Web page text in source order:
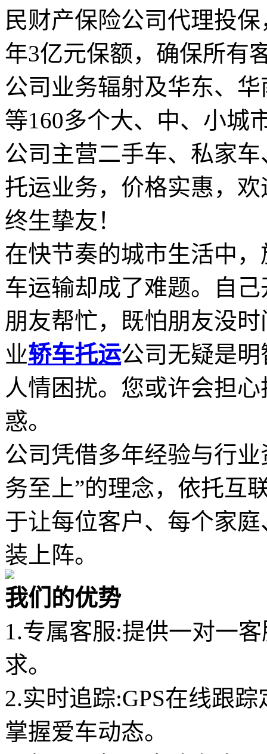
民财产保险公司代理投
年3亿元保额，确保所有
公司业务辐射及华东、
等160多个大、中、小城
公司主营二手车、私家
托运业务，价格实惠，
终生挚友！
在快节奏的城市生活中
车运输却成了难题。自
朋友帮忙，既怕朋友没
业轿车托运公司无疑是
人情困扰。您或许会担
惑。
公司凭借多年经验与行
务至上”的理念，依托互
于让每位客户、每个家
装上阵。
我们的优势
1.专属客服:提供一对一
求。
2.实时追踪:GPS在线跟
掌握爱车动态。